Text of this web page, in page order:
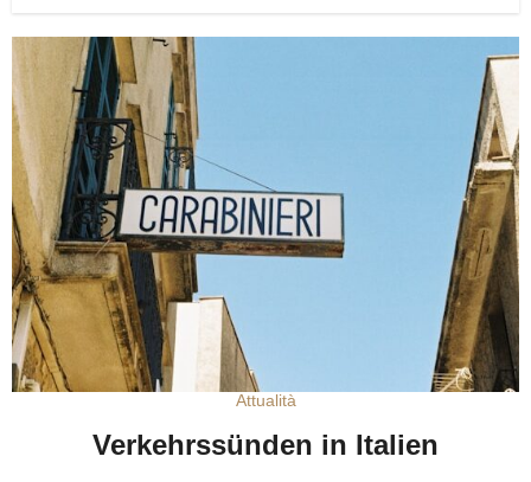
Attualità
Verkehrssünden in Italien